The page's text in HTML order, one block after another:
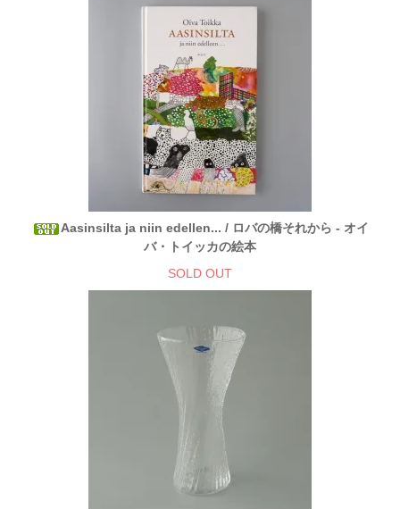
Aasinsilta ja niin edellen... / ロバの橋それから - オイ
バ・トイッカの絵本
SOLD OUT